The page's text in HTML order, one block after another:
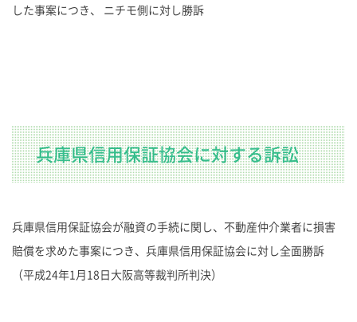
した事案につき、 ニチモ側に対し勝訴
兵庫県信用保証協会に対する訴訟
兵庫県信用保証協会が融資の手続に関し、不動産仲介業者に損害
賠償を求めた事案につき、兵庫県信用保証協会に対し全面勝訴
（平成24年1月18日大阪高等裁判所判決）